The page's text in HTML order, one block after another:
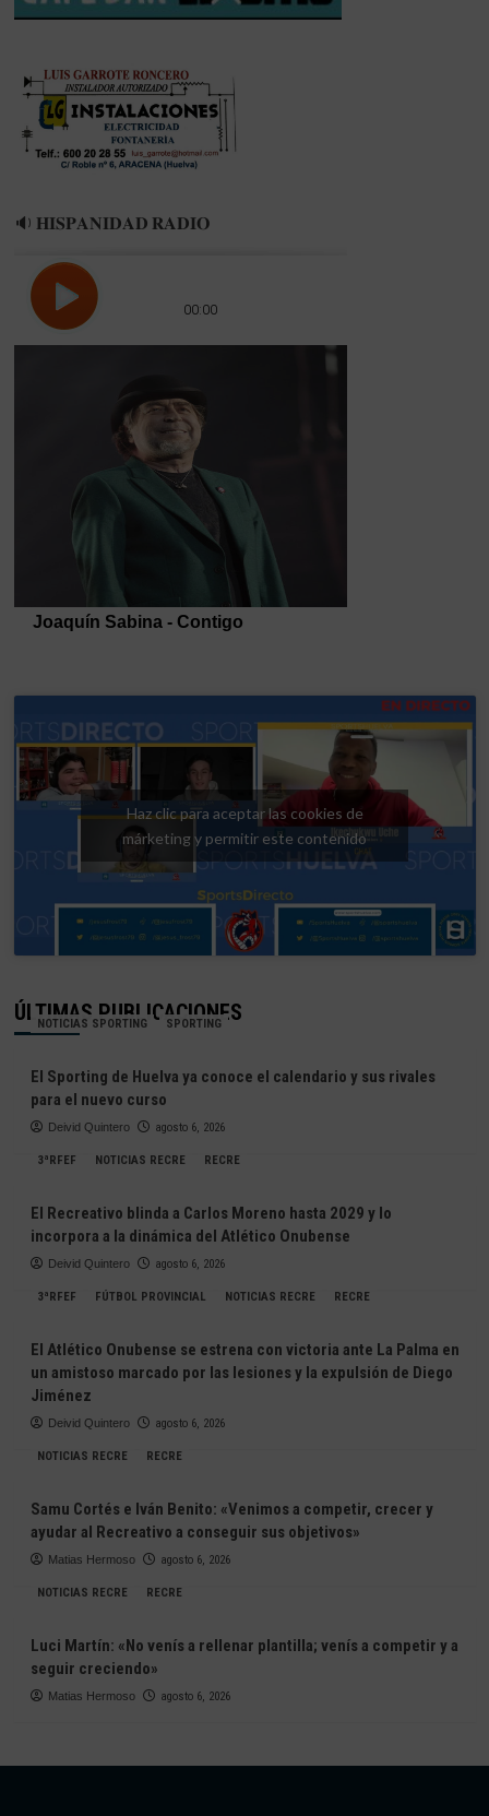
🔉 𝐇𝐈𝐒𝐏𝐀𝐍𝐈𝐃𝐀𝐃 𝐑𝐀𝐃𝐈𝐎
Haz clic para aceptar las cookies de
márketing y permitir este contenido
ÚLTIMAS PUBLICACIONES
NOTICIAS SPORTING SPORTING
El Sporting de Huelva ya conoce el calendario y sus rivales
para el nuevo curso
Deivid Quintero agosto 6, 2026
3ªRFEF NOTICIAS RECRE RECRE
El Recreativo blinda a Carlos Moreno hasta 2029 y lo
incorpora a la dinámica del Atlético Onubense
Deivid Quintero agosto 6, 2026
3ªRFEF FÚTBOL PROVINCIAL NOTICIAS RECRE RECRE
El Atlético Onubense se estrena con victoria ante La Palma en
un amistoso marcado por las lesiones y la expulsión de Diego
Jiménez
Deivid Quintero agosto 6, 2026
NOTICIAS RECRE RECRE
Samu Cortés e Iván Benito: «Venimos a competir, crecer y
ayudar al Recreativo a conseguir sus objetivos»
Matias Hermoso agosto 6, 2026
NOTICIAS RECRE RECRE
Luci Martín: «No venís a rellenar plantilla; venís a competir y a
seguir creciendo»
Matias Hermoso agosto 6, 2026